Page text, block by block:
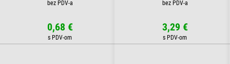
0,68 € 3,29 €